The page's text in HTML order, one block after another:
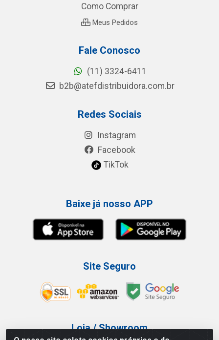
Como Comprar
Meus Pedidos
Fale Conosco
(11) 3324-6411
b2b@atefdistribuidora.com.br
Redes Sociais
Instagram
Facebook
TikTok
Baixe já nosso APP
Site Seguro
Loja / Showroom